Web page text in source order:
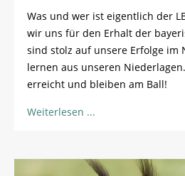
Was und wer ist eigentlich der
wir uns für den Erhalt der
sind stolz auf unsere Erfolge im
lernen aus unseren
erreicht und bleiben am Ball!
Weiterlesen